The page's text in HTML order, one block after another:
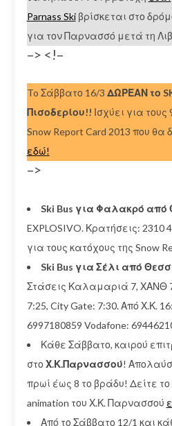
Parnass Skiβρίσκεται στο
για τον Παρνασσό μετά τη
–> <!–
To Σάββατο 16/3 ΔΩΡΕΑΝ το
Πισοδερίου!! Ισχύει για
Snow Report Card 2013 που
εδώ!
–>
Ski Bus για Φαλακρό από
EXPLOSIVO. Κρατήσεις: 2310
για τους κατόχους της Snow
Ski Bus για Σέλι από
Στάσεις Καλαμαριά 7, ΧΑΝΘ
7:25, City Gate: 7:30. Από Χ.Κ.
6997180859 Vodafone:
Κάθε Σάββατο, καιρού
στο Χ.Κ.Παρνασσού!
πρωί έως 8 το βράδυ! Δείτε
animation του Χ.Κ. Παρνασσού
Από το Σάββατο 12/1 και